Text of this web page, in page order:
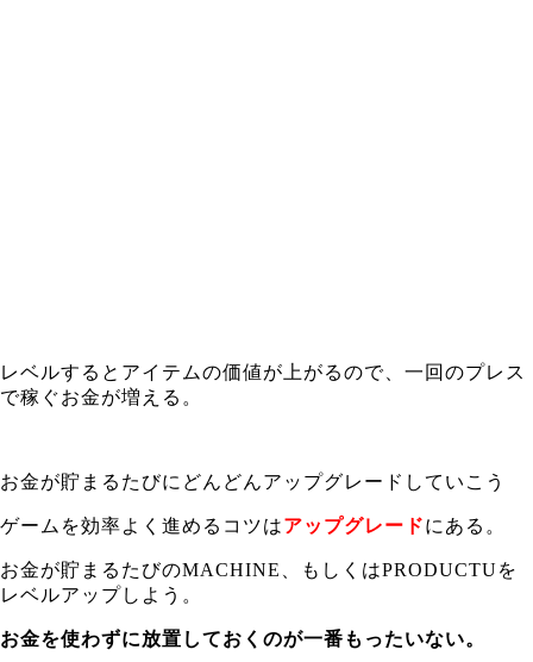
レベルするとアイテムの価値が上がるので、一回のプレス
で稼ぐお金が増える。
お金が貯まるたびにどんどんアップグレードしていこう
ゲームを効率よく進めるコツはアップグレードにある。
お金が貯まるたびのMACHINE、もしくはPRODUCTUを
レベルアップしよう。
お金を使わずに放置しておくのが一番もったいない。